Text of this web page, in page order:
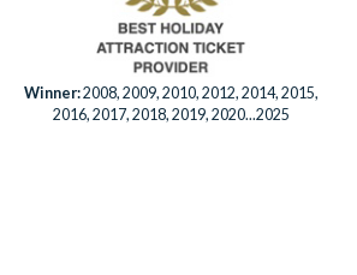
Winner:2008, 2009, 2010, 2012, 2014, 2015,
2016, 2017, 2018, 2019, 2020...2025